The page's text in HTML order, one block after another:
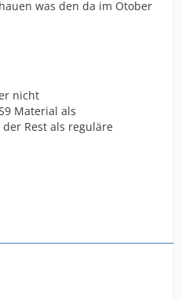
was den da im Otober
nicht
Material als
Rest als reguläre